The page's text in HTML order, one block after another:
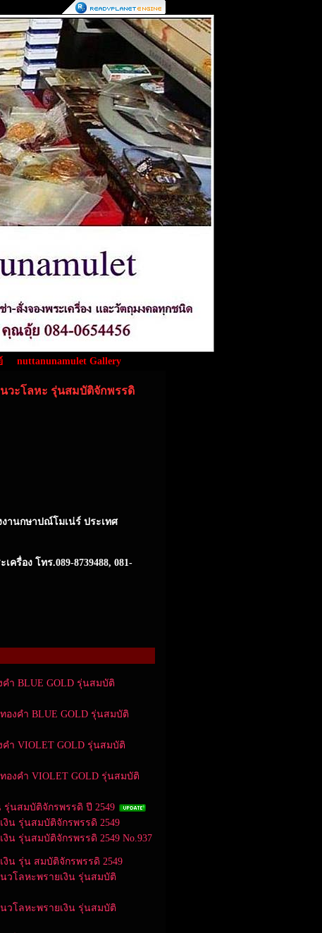
nuttanunamulet Gallery
นวะโลหะ รุ่นสมบัติจักพรรดิ
านกษาปณ์โมเน่ร์ ประเทศ
รื่อง โทร.089-8739488, 081-
ำ BLUE GOLD รุ่นสมบัติ
องคำ BLUE GOLD รุ่นสมบัติ
ำ VIOLET GOLD รุ่นสมบัติ
องคำ VIOLET GOLD รุ่นสมบัติ
รุ่นสมบัติจักรพรรดิ ปี 2549
งิน รุ่นสมบัติจักรพรรดิ 2549
น รุ่นสมบัติจักรพรรดิ 2549 No.937
งิน รุ่น สมบัติจักรพรรดิ 2549
วโลหะพรายเงิน รุ่นสมบัติ
วโลหะพรายเงิน รุ่นสมบัติ